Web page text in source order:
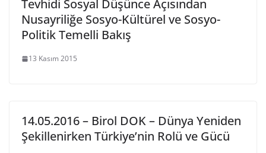
Tevhidi Sosyal Düşünce Açısından
Nusayriliğe Sosyo-Kültürel ve Sosyo-
Politik Temelli Bakış
13 Kasım 2015
14.05.2016 – Birol DOK – Dünya Yeniden
Şekillenirken Türkiye’nin Rolü ve Gücü